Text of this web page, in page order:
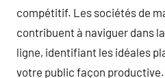
compétitif. Les sociétés de
contribuent à naviguer dans
ligne, identifiant les idéales
votre public façon productive.